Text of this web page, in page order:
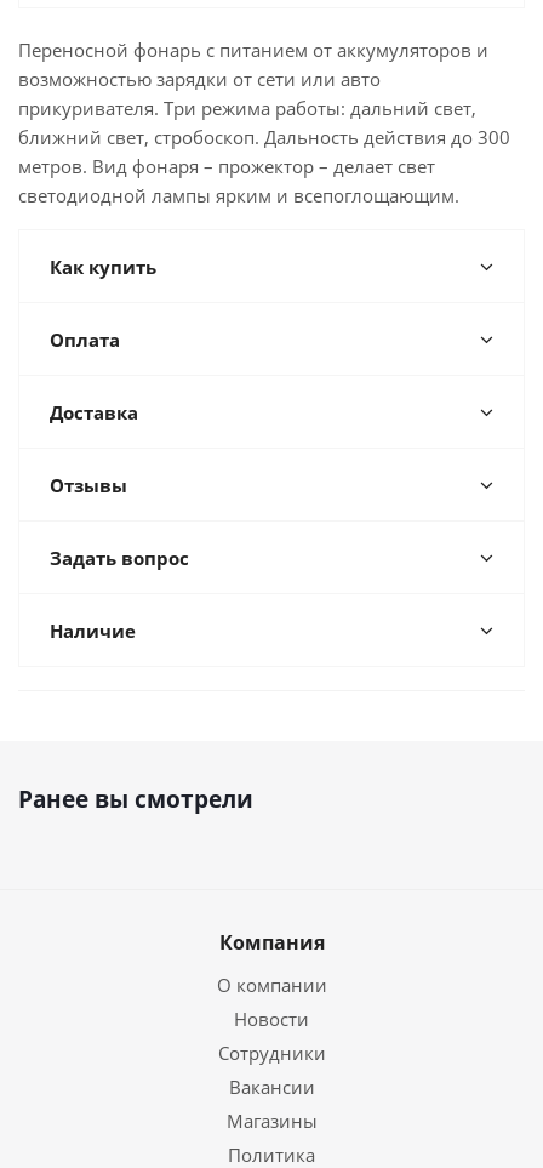
Переносной фонарь с питанием от аккумуляторов и
возможностью зарядки от сети или авто
прикуривателя. Три режима работы: дальний свет,
ближний свет, стробоскоп. Дальность действия до 300
метров. Вид фонаря – прожектор – делает свет
светодиодной лампы ярким и всепоглощающим.
Как купить
Оплата
Доставка
Отзывы
Задать вопрос
Наличие
Ранее вы смотрели
Компания
О компании
Новости
Сотрудники
Вакансии
Магазины
Политика